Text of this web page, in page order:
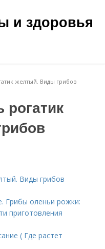
и здоровья
желтый. Виды грибов
рогатик
Виды грибов
Грибы оленьи рожки:
приготовления
( Где растет